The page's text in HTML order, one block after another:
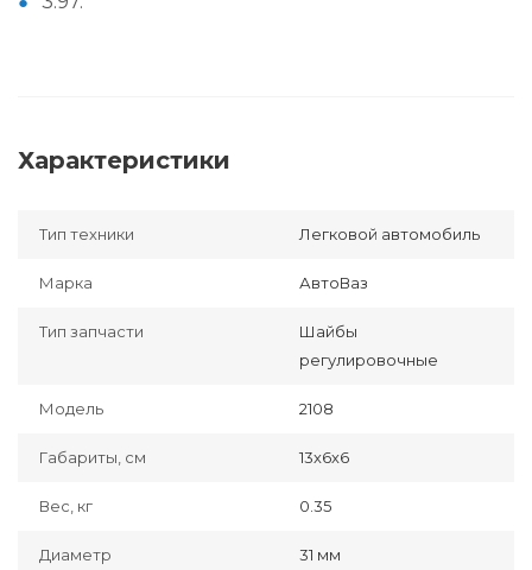
Характеристики
Тип техники Легковой автомобиль
Марка АвтоВаз
Тип запчасти
Шайбы
регулировочные
Модель 2108
Габариты, см 13х6х6
Вес, кг 0.35
Диаметр
31 мм